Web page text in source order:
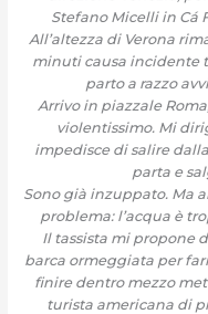
Stefano Micelli in Cá
All’altezza di Verona
minuti causa incidente
parto a razzo
Arrivo in piazzale
violentissimo. Mi
impedisce di salire
parta e
Sono già inzuppato. Ma
problema: l’acqua è
Il tassista mi propone
barca ormeggiata per
finire dentro mezzo
turista americana di